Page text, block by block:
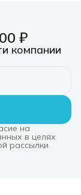
₽
компании
на
в целях
рассылки